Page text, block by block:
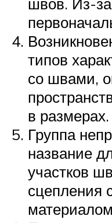
типов
со швами,
в размерах.
Группа
название
участков
сцепления